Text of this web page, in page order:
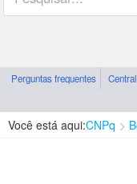
Perguntas frequentes
Você está aqui:CNPq